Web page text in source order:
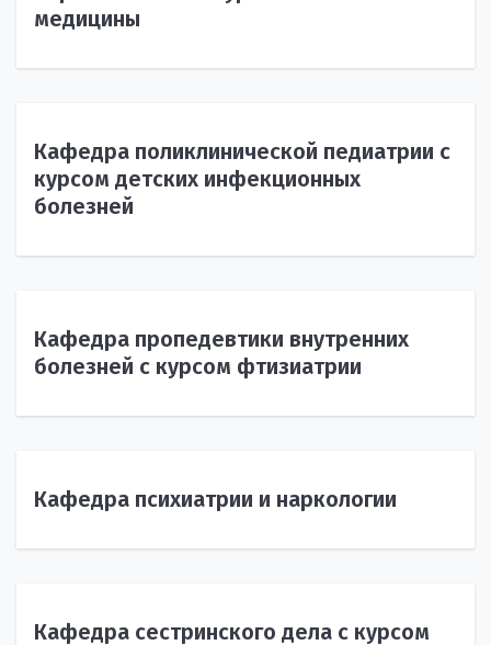
медицины
Кафедра поликлинической педиатрии с
курсом детских инфекционных
болезней
Кафедра пропедевтики внутренних
болезней с курсом фтизиатрии
Кафедра психиатрии и наркологии
Кафедра сестринского дела с курсом